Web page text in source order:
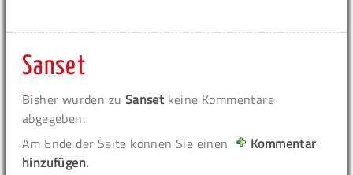
Sanset
Bisher wurden zu Sanset keine Kommentare
abgegeben.
Am Ende der Seite können Sie einen
Kommentar
hinzufügen.